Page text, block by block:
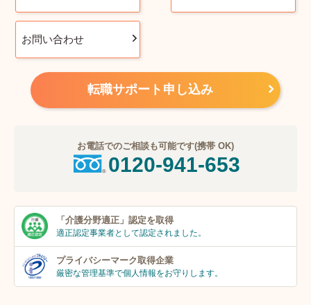
お問い合わせ
転職サポート申し込み
お電話でのご相談も可能です(携帯 OK)
0120-941-653
「介護分野適正」 認定を取得
適正認定事業者として認定されました。
プライバシーマーク取得企業
厳密な管理基準で個人情報をお守りします。